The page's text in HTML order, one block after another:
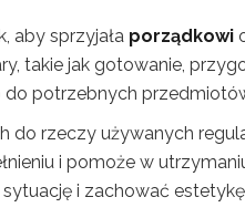
aby sprzyjała porządkowi
takie jak gotowanie,
do potrzebnych
do rzeczy używanych
i pomoże w
i zachować